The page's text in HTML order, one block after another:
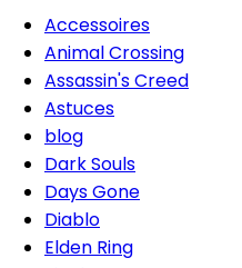
Accessoires
Animal Crossing
Assassin's Creed
Astuces
blog
Dark Souls
Days Gone
Diablo
Elden Ring